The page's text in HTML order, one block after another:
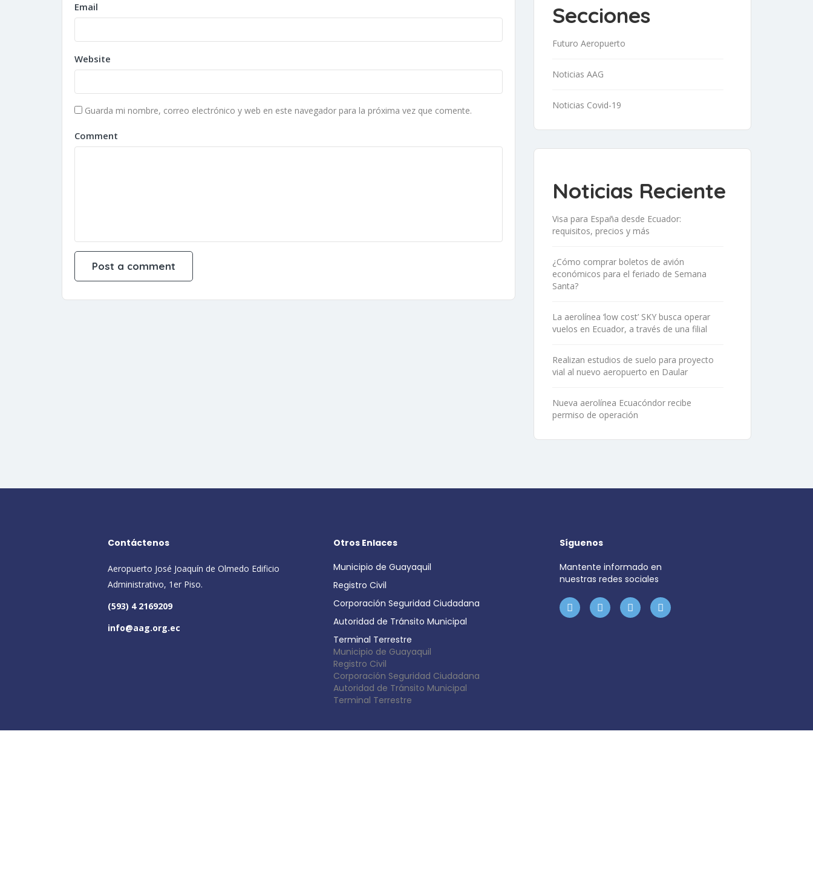
Email
Website
Guarda mi nombre, correo electrónico y web en este navegador para la próxima vez que comente.
Comment
Secciones
Futuro Aeropuerto
Noticias AAG
Noticias Covid-19
Noticias Reciente
Visa para España desde Ecuador:
requisitos, precios y más
¿Cómo comprar boletos de avión
económicos para el feriado de Semana
Santa?
La aerolínea ‘low cost’ SKY busca operar
vuelos en Ecuador, a través de una filial
Realizan estudios de suelo para proyecto
vial al nuevo aeropuerto en Daular
Nueva aerolínea Ecuacóndor recibe
permiso de operación
Contáctenos
Aeropuerto José Joaquín de Olmedo Edificio
Administrativo, 1er Piso.
(593) 4 2169209
info@aag.org.ec
Otros Enlaces
Municipio de Guayaquil
Registro Civil
Corporación Seguridad Ciudadana
Autoridad de Tránsito Municipal
Terminal Terrestre
Municipio de Guayaquil
Registro Civil
Corporación Seguridad Ciudadana
Autoridad de Tránsito Municipal
Terminal Terrestre
Síguenos
Mantente informado en
nuestras redes sociales